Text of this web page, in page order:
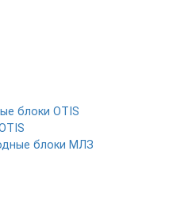
блоки OTIS
блоки МЛЗ